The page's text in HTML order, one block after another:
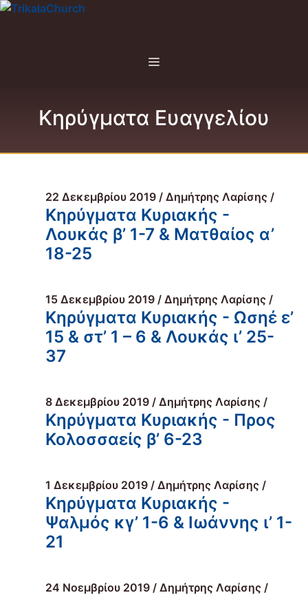
Μετάβαση
Menu
Κηρύγματα Ευαγγελίου
22 Δεκεμβρίου 2019 / Δημήτρης Λαρίσης /
Κηρύγματα Κυριακής -
Λουκάς β’ 1-7 & Ματθαίος α’
18-25
15 Δεκεμβρίου 2019 / Δημήτρης Λαρίσης /
Κηρύγματα Κυριακής - Ωσηέ ε’
15 & στ’ 1 – 6 & Λουκάς ι’ 25-
37
8 Δεκεμβρίου 2019 / Δημήτρης Λαρίσης /
Κηρύγματα Κυριακής - Προς
Κολοσσαείς β’ 6-23
1 Δεκεμβρίου 2019 / Δημήτρης Λαρίσης /
Κηρύγματα Κυριακής -
Ψαλμός κγ’ 1-6 & Ιωάννης ι’ 1-
21
24 Νοεμβρίου 2019 / Δημήτρης Λαρίσης /